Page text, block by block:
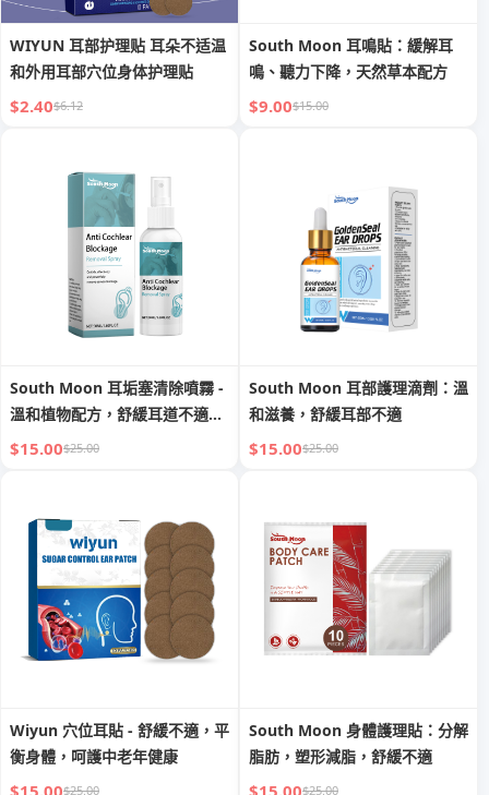
WIYUN 耳部护理贴 耳朵不适温
和外用耳部穴位身体护理贴
$2.40$6.12
South Moon 耳鳴貼：緩解耳
鳴、聽力下降，天然草本配方
$9.00$15.00
South Moon 耳垢塞清除噴霧 -
溫和植物配方，舒緩耳道不適，
恢復聽力
$15.00$25.00
South Moon 耳部護理滴劑：溫
和滋養，舒緩耳部不適
$15.00$25.00
Wiyun 穴位耳貼 - 舒緩不適，平
衡身體，呵護中老年健康
$15.00$25.00
South Moon 身體護理貼：分解
脂肪，塑形減脂，舒緩不適
$15.00$25.00